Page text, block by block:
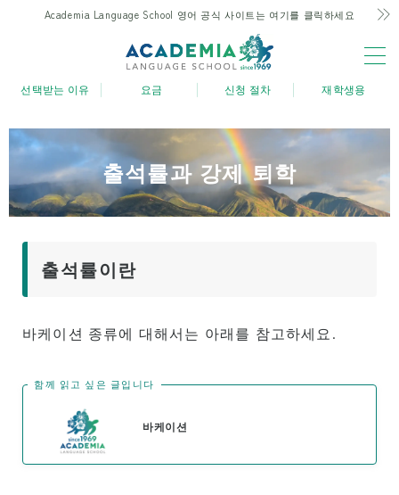
Academia Language School 영어 공식 사이트는 여기를 클릭하세요
하와이가 가장 저렴! 고집과 비밀
하와이 유일의 주 4일 과정
부모와 자녀 유학 친화적 지원
경험 많은 강사진
대학으로의 진학
프로그램 개요
초급 레벨
선택받는 이유 요금 신청 절차 재학생용
출석률과 강제 퇴학
출석률이란
바케이션 종류에 대해서는 아래를 참고하세요.
함께 읽고 싶은 글입니다
바케이션